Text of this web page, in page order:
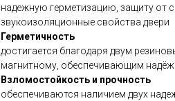
надежную герметизацию, защиту от
звукоизоляционные свойства двери
Герметичность
достигается благодаря двум
магнитному, обеспечивающим
Взломостойкость и прочность
обеспечиваются наличием двух